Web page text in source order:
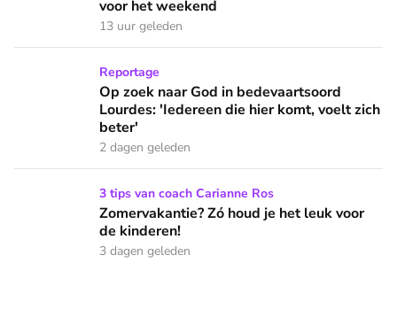
voor het weekend
13 uur geleden
Op zoek naar God in bedevaartsoord Lourdes: 'Iedereen
Reportage
Op zoek naar God in bedevaartsoord
Lourdes: 'Iedereen die hier komt, voelt zich
beter'
2 dagen geleden
Zomervakantie? Zó houd je het leuk voor de kinderen!
3 tips van coach Carianne Ros
Zomervakantie? Zó houd je het leuk voor
de kinderen!
3 dagen geleden